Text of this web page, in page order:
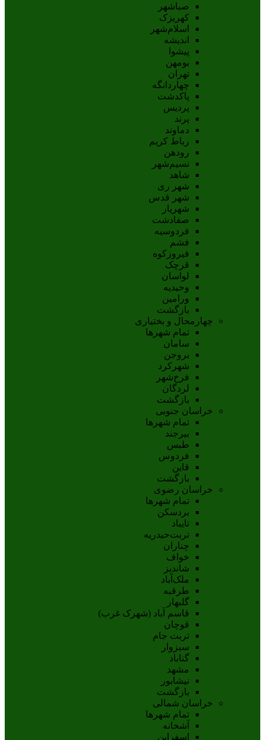
صباشهر
کهریزک
اسلام‌شهر
اندیشه
پيشوا
بومهن
تهران
چهاردانگه
پاکدشت
پردیس
پرند
دماوند
رباط کریم
رودهن
نسيم‌شهر
شاهد
شهر ری
شهر قدس
شهریار
صفادشت
فردوسیه
فشم
فیروزکوه
قرچک
لواسان
وحیدیه
ورامین
بازگشت
چهارمحال و بختیاری
تمام شهر‌ها
سامان
بروجن
شهرکرد
فرخ‌شهر
لردگان
بازگشت
خراسان جنوبی
تمام شهر‌ها
بيرجند
طبس
فردوس
قاين
بازگشت
خراسان رضوی
تمام شهر‌ها
بردسکن
تایباد
تربت‌حیدریه
چناران
خواف
شاندیز
ملک‌آباد
طرقبه
گلبهار
قاسم آباد (شهرک غرب)
قوچان
تربت جام
سبزوار
گناباد
مشهد
نيشابور
بازگشت
خراسان شمالی
تمام شهر‌ها
آشخانه
اسفراين